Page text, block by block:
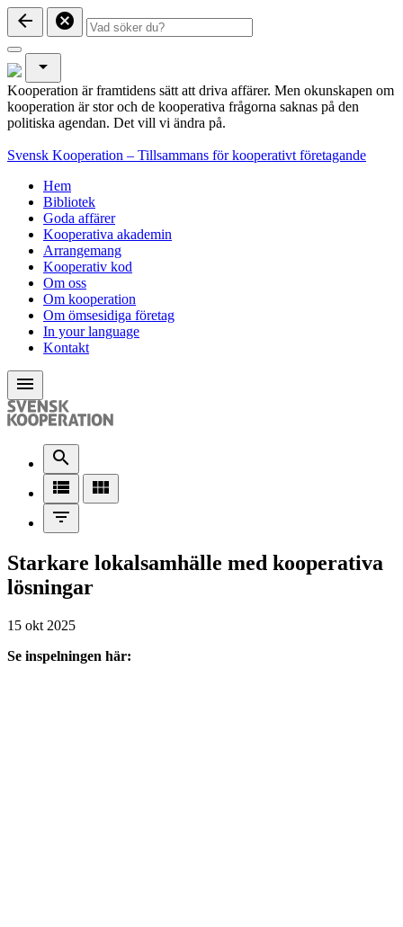
arrow_back cancel
arrow_drop_down
Kooperation är framtidens sätt att driva affärer. Men okunskapen om
kooperation är stor och de kooperativa frågorna saknas på den
politiska agendan. Det vill vi ändra på.
Svensk Kooperation – Tillsammans för kooperativt företagande
Hem
Bibliotek
Goda affärer
Kooperativa akademin
Arrangemang
Kooperativ kod
Om oss
Om kooperation
Om ömsesidiga företag
In your language
Kontakt
menu
search
view_list
view_module
filter_list
Starkare lokalsamhälle med kooperativa
lösningar
15 okt 2025
Se inspelningen här: